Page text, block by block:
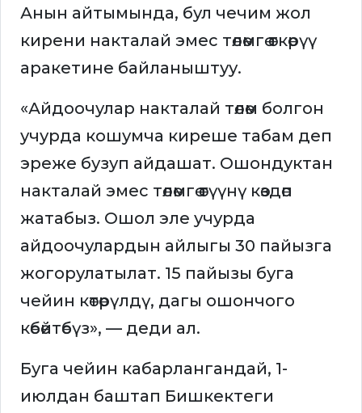
Анын айтымында, бул чечим жол
кирени накталай эмес төлөмгө өткөрүү
аракетине байланыштуу.
«Айдоочулар накталай төлөм болгон
учурда кошумча киреше табам деп
эреже бузуп айдашат. Ошондуктан
накталай эмес төлөмгө өтүүнү көздөп
жатабыз. Ошол эле учурда
айдоочулардын айлыгы 30 пайызга
жогорулатылат. 15 пайызы буга
чейин көтөрүлдү, дагы ошончого
көбөйтөбүз», — деди ал.
Буга чейин кабарлангандай, 1-
июлдан баштап Бишкектеги